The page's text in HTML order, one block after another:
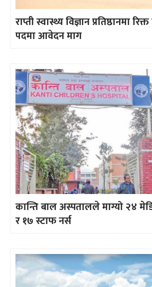
राप्ती स्वास्थ्य विज्ञान प्रतिष्ठानमा
पदमा आवेदन माग
कान्ति बाल अस्पतालले माग्यो २४
र १७ स्टाफ नर्स